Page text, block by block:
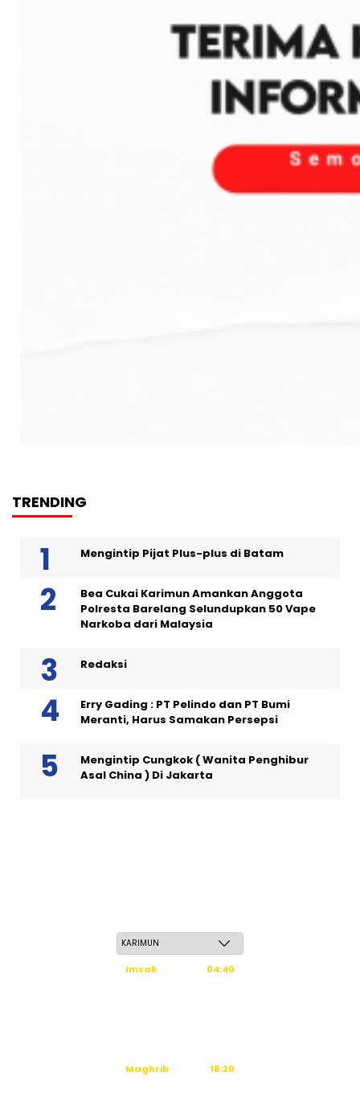
TRENDING
Mengintip Pijat Plus-plus di Batam
Bea Cukai Karimun Amankan Anggota
Polresta Barelang Selundupkan 50 Vape
Narkoba dari Malaysia
Redaksi
Erry Gading : PT Pelindo dan PT Bumi
Meranti, Harus Samakan Persepsi
Mengintip Cungkok ( Wanita Penghibur
Asal China ) Di Jakarta
Imsak
04:40
Maghrib
18:20